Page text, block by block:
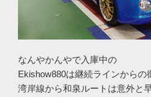
なんやかんやで入庫中の
Ekishow880は継続ラインからの
湾岸線から和泉ルートは意外と